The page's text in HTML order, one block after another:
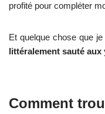
profité pour compléter
Et quelque chose que je
littéralement sauté
Comment